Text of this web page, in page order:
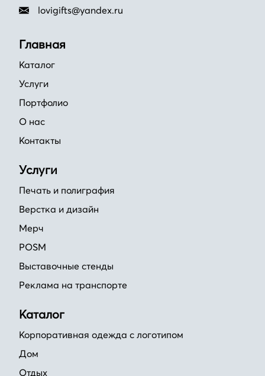
lovigifts@yandex.ru
Главная
Каталог
Услуги
Портфолио
О нас
Контакты
Услуги
Печать и полиграфия
Верстка и дизайн
Мерч
POSM
Выставочные стенды
Реклама на транспорте
Каталог
Корпоративная одежда с логотипом
Дом
Отдых